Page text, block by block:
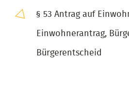
§ 53 Antrag auf
Einwohnerantrag,
Bürgerentscheid